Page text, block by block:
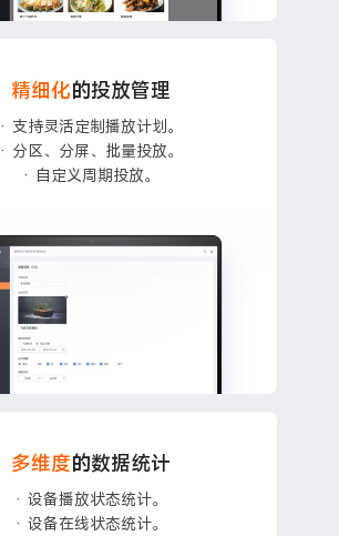
精细化的投放管理
· 支持灵活定制播放计划。
· 分区、分屏、批量投放。
· 自定义周期投放。
多维度的数据统计
· 设备播放状态统计。
· 设备在线状态统计。